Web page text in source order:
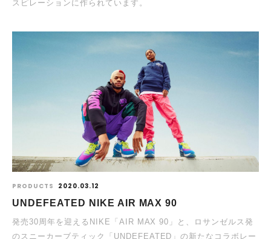
スピレーションに作られています。
PRODUCTS 2020.03.12
UNDEFEATED NIKE AIR MAX 90
発売30周年を迎えるNIKE「AIR MAX 90」と、ロサンゼルス発
のスニーカーブティック「UNDEFEATED」の新たなコラボレー